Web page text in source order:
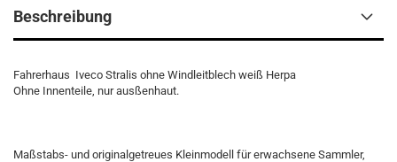
Beschreibung
Fahrerhaus Iveco Stralis ohne Windleitblech weiß Herpa
Ohne Innenteile, nur ausßenhaut.
Maßstabs- und originalgetreues Kleinmodell für erwachsene Sammler,